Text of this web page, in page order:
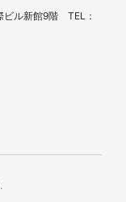
ル新館9階 TEL：